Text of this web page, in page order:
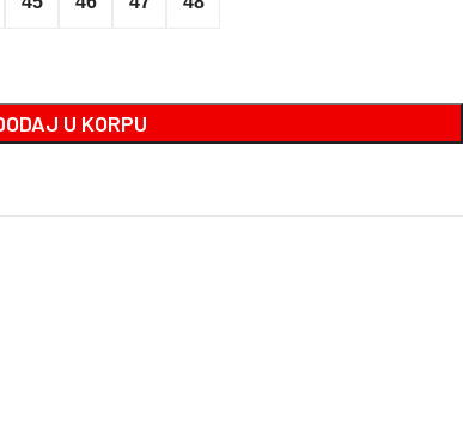
U KORPU